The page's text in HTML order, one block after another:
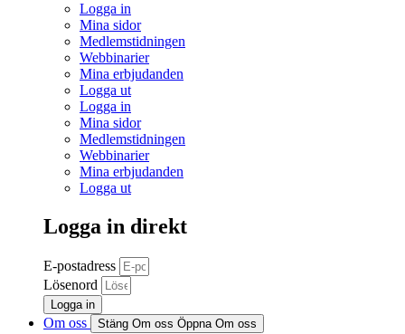
Logga in
Mina sidor
Medlemstidningen
Webbinarier
Mina erbjudanden
Logga ut
Logga in
Mina sidor
Medlemstidningen
Webbinarier
Mina erbjudanden
Logga ut
Logga in direkt
E-postadress
Lösenord
Logga in
Om oss Stäng Om oss Öppna Om oss